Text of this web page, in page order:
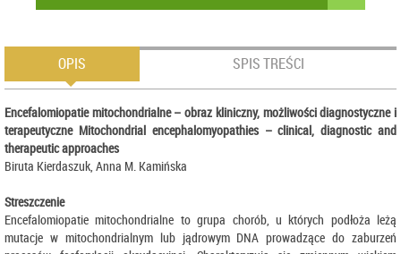
OPIS SPIS TREŚCI
Encefalomiopatie mitochondrialne – obraz kliniczny, możliwości diagnostyczne i
terapeutyczne Mitochondrial encephalomyopathies – clinical, diagnostic and
therapeutic approaches
Biruta Kierdaszuk, Anna M. Kamińska
Streszczenie
Encefalomiopatie mitochondrialne to grupa chorób, u których podłoża leżą
mutacje w mitochondrialnym lub jądrowym DNA prowadzące do zaburzeń